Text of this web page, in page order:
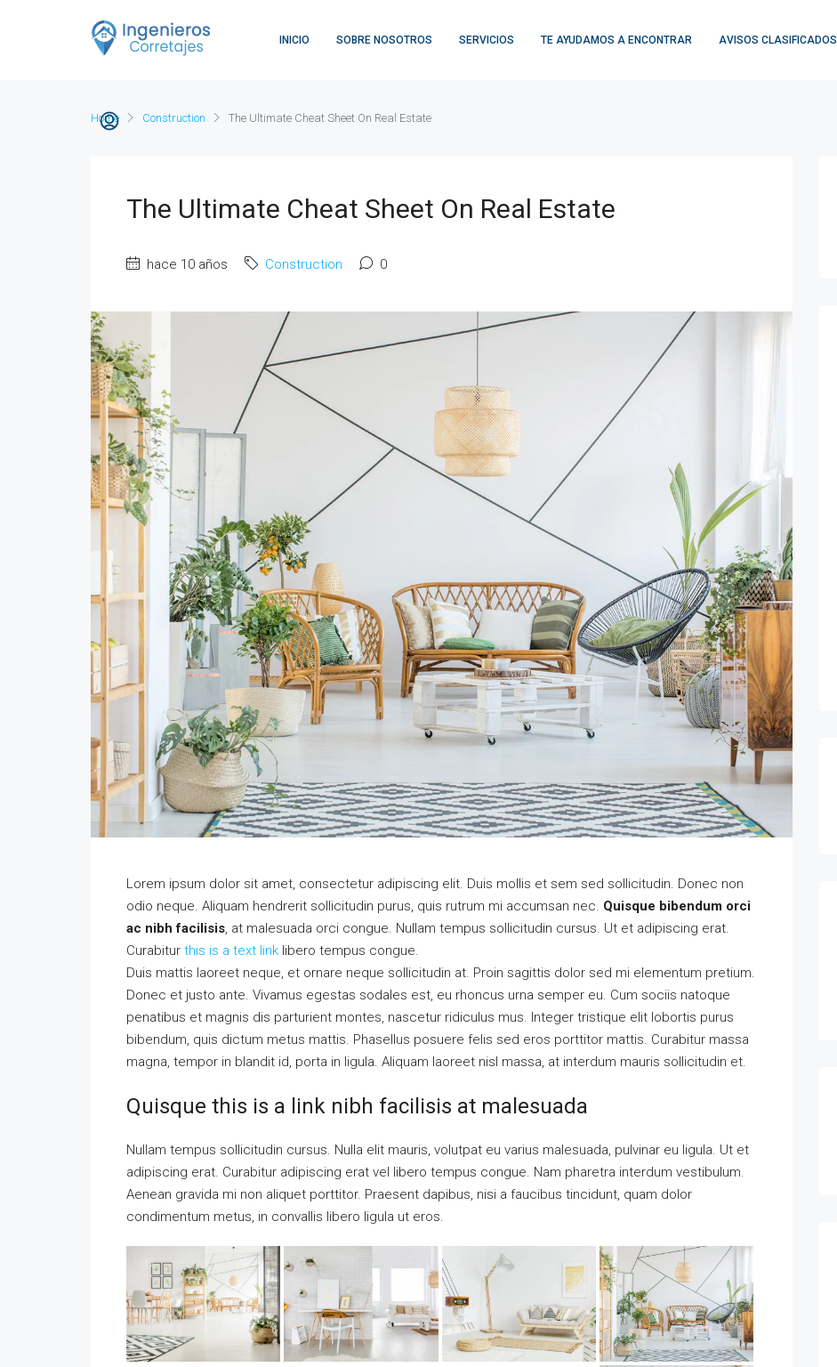
INICIO SOBRE NOSOTROS SERVICIOS TE AYUDAMOS A ENCONTRAR AVISOS CLASIFICADOS
Home Construction The Ultimate Cheat Sheet On Real Estate
The Ultimate Cheat Sheet On Real Estate
hace 10 años Construction 0
Lorem ipsum dolor sit amet, consectetur adipiscing elit. Duis mollis et sem sed sollicitudin. Donec non
odio neque. Aliquam hendrerit sollicitudin purus, quis rutrum mi accumsan nec. Quisque bibendum orci
ac nibh facilisis, at malesuada orci congue. Nullam tempus sollicitudin cursus. Ut et adipiscing erat.
Curabitur this is a text link libero tempus congue.
Duis mattis laoreet neque, et ornare neque sollicitudin at. Proin sagittis dolor sed mi elementum pretium.
Donec et justo ante. Vivamus egestas sodales est, eu rhoncus urna semper eu. Cum sociis natoque
penatibus et magnis dis parturient montes, nascetur ridiculus mus. Integer tristique elit lobortis purus
bibendum, quis dictum metus mattis. Phasellus posuere felis sed eros porttitor mattis. Curabitur massa
magna, tempor in blandit id, porta in ligula. Aliquam laoreet nisl massa, at interdum mauris sollicitudin et.
Quisque this is a link nibh facilisis at malesuada
Nullam tempus sollicitudin cursus. Nulla elit mauris, volutpat eu varius malesuada, pulvinar eu ligula. Ut et
adipiscing erat. Curabitur adipiscing erat vel libero tempus congue. Nam pharetra interdum vestibulum.
Aenean gravida mi non aliquet porttitor. Praesent dapibus, nisi a faucibus tincidunt, quam dolor
condimentum metus, in convallis libero ligula ut eros.